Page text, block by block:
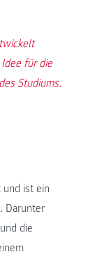
für die
Studiums.
ist ein
Darunter
die